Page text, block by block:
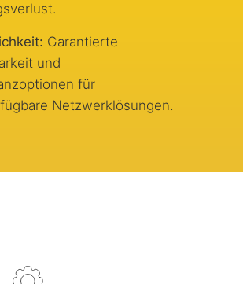
Garantierte
und
für
Netzwerklösungen.